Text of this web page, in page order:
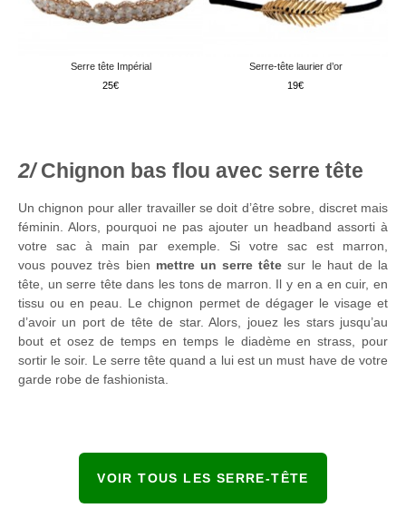
Serre tête Impérial
25
Serre-tête laurier d’or
19
Chignon bas flou avec serre tête
Un chignon pour aller travailler se doit d’être sobre, discret mais
féminin. Alors, pourquoi ne pas ajouter un headband assorti à
votre sac à main par exemple. Si votre sac est marron,
vous pouvez très bien mettre un serre tête sur le haut de la
tête, un serre tête dans les tons de marron. Il y en a en cuir, en
tissu ou en peau. Le chignon permet de dégager le visage et
d’avoir un port de tête de star. Alors, jouez les stars jusqu’au
bout et osez de temps en temps le diadème en strass, pour
sortir le soir. Le serre tête quand a lui est un must have de votre
garde robe de fashionista.
VOIR TOUS LES SERRE-TÊTE